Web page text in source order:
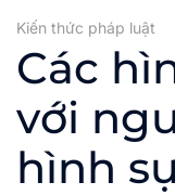
Kiến thức pháp luật
Các
với
hình